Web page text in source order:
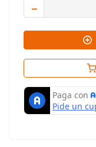
－